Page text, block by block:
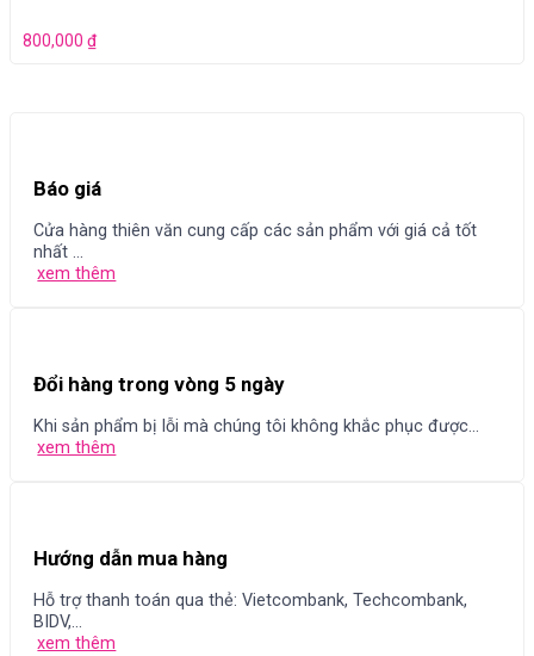
800,000 ₫
Báo giá
Cửa hàng thiên văn cung cấp các sản phẩm với giá cả tốt
nhất ...
xem thêm
Đổi hàng trong vòng 5 ngày
Khi sản phẩm bị lỗi mà chúng tôi không khắc phục được...
xem thêm
Hướng dẫn mua hàng
Hỗ trợ thanh toán qua thẻ: Vietcombank, Techcombank,
BIDV,...
xem thêm